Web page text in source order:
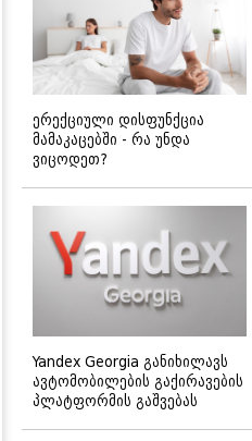
ერექციული დისფუნქცია
მამაკაცებში - რა უნდა
ვიცოდეთ?
Yandex Georgia განიხილავს
ავტომობილების გაქირავების
პლატფორმის გაშვებას